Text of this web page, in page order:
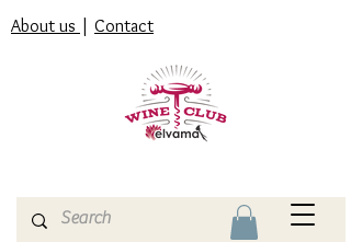
About us | Contact